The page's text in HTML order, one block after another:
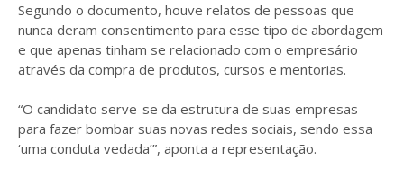
Segundo o documento, houve relatos de pessoas que
nunca deram consentimento para esse tipo de abordagem
e que apenas tinham se relacionado com o empresário
através da compra de produtos, cursos e mentorias.
“O candidato serve-se da estrutura de suas empresas
para fazer bombar suas novas redes sociais, sendo essa
‘uma conduta vedada’”, aponta a representação.